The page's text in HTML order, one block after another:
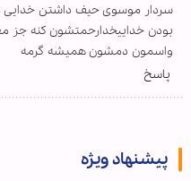
سردار موسوی حیف داشتن خدایی
بودن خداییخدارحمتشون کنه جز
واسمون دمشون همیشه گرمه
پاسخ
پیشنهاد ویژه